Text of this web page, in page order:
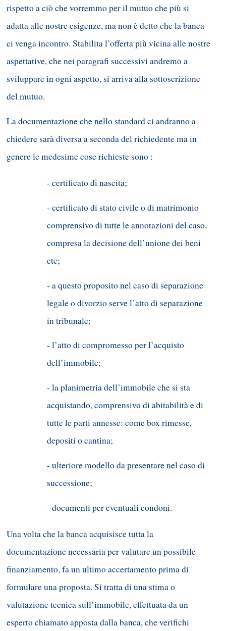
rispetto a ciò che vorremmo per il mutuo che più si
adatta alle nostre esigenze, ma non è detto che la banca
ci venga incontro. Stabilita l’offerta più vicina alle nostre
aspettative, che nei paragrafi successivi andremo a
sviluppare in ogni aspetto, si arriva alla sottoscrizione
del mutuo.
La documentazione che nello standard ci andranno a
chiedere sarà diversa a seconda del richiedente ma in
genere le medesime cose richieste sono :
- certificato di nascita;
- certificato di stato civile o di matrimonio
comprensivo di tutte le annotazioni del caso,
compresa la decisione dell’unione dei beni
etc;
- a questo proposito nel caso di separazione
legale o divorzio serve l’atto di separazione
in tribunale;
- l’atto di compromesso per l’acquisto
dell’immobile;
- la planimetria dell’immobile che si sta
acquistando, comprensivo di abitabilità e di
tutte le parti annesse: come box rimesse,
depositi o cantina;
- ulteriore modello da presentare nel caso di
successione;
- documenti per eventuali condoni.
Una volta che la banca acquisisce tutta la
documentazione necessaria per valutare un possibile
finanziamento, fa un ultimo accertamento prima di
formulare una proposta. Si tratta di una stima o
valutazione tecnica sull’immobile, effettuata da un
esperto chiamato apposta dalla banca, che verifichi